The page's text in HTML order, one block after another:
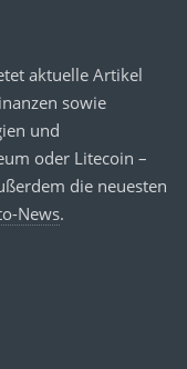
aktuelle Artikel
sowie
und
oder Litecoin –
die neuesten
News.